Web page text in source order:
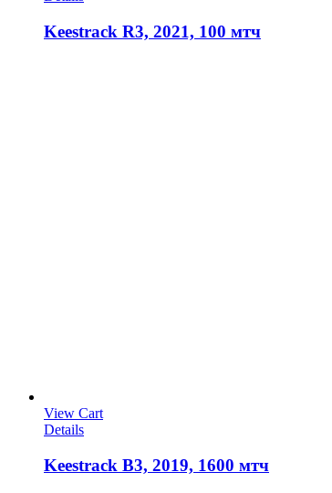
Keestrack R3, 2021, 100 мтч
View Cart
Details
Keestrack B3, 2019, 1600 мтч